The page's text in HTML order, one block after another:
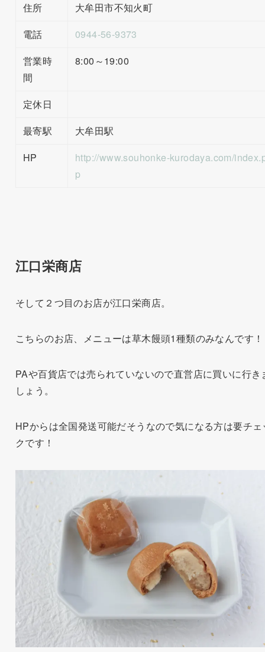
住所
大牟田市不知火町
電話
0944-56-9373
営業時
間
8:00～19:00
定休日
最寄駅
大牟田駅
HP
http://www.souhonke-kurodaya.com/
p
江口栄商店
そして２つ目のお店が江口栄商店。
こちらのお店、メニューは草木饅頭1種類のみなんです！
PAや百貨店では売られていないので直営店に買いに行き
しょう。
HPからは全国発送可能だそうなので気になる方は要チェ
クです！